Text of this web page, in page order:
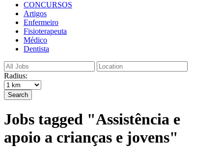
CONCURSOS
Artigos
Enfermeiro
Fisioterapeuta
Médico
Dentista
Radius:
Search
Jobs tagged "Assistência e
apoio a crianças e jovens"